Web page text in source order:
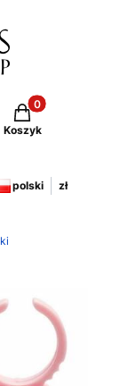
Produkty w
Koszyk
polski zł